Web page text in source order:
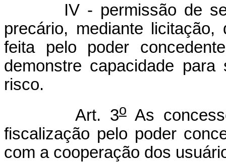
IV - permissão de
precário, mediante
feita pelo poder
demonstre capacidade
risco.
Art. 3oAs
fiscalização pelo poder
com a cooperação dos